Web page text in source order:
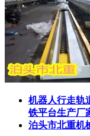
机器人行走轨
铁平台生产厂
泊头市北重机